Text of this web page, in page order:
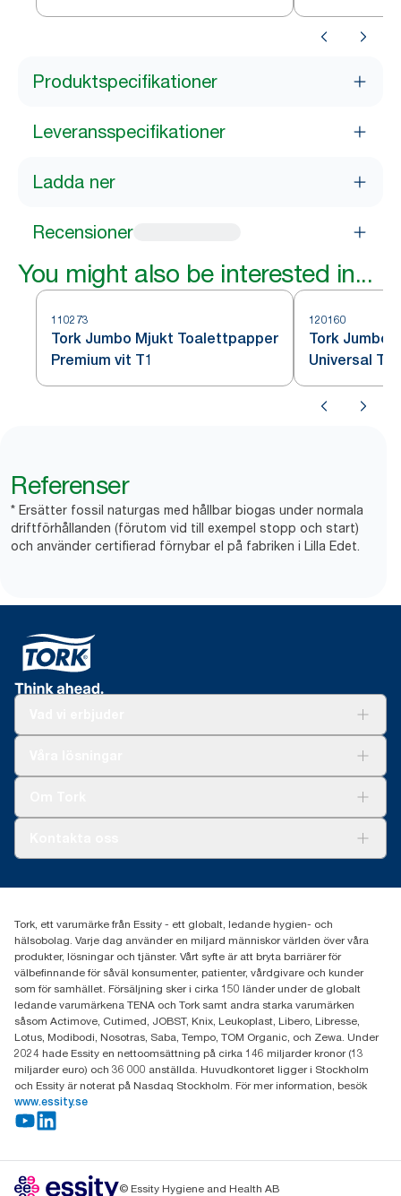
Produktspecifikationer
Leveransspecifikationer
Ladda ner
Recensioner
You might also be interested in...
110273
Tork Jumbo Mjukt Toalettpapper
Premium vit T1
120160
Tork Jumbo
Universal T1
Referenser
* Ersätter fossil naturgas med hållbar biogas under normala
driftförhållanden (förutom vid till exempel stopp och start)
och använder certifierad förnybar el på fabriken i Lilla Edet.
031-746 17 00
Tork, ett varumärke från Essity - ett globalt, ledande hygien- och
hälsobolag. Varje dag använder en miljard människor världen över våra
produkter, lösningar och tjänster. Vårt syfte är att bryta barriärer för
välbefinnande för såväl konsumenter, patienter, vårdgivare och kunder
som för samhället. Försäljning sker i cirka 150 länder under de globalt
ledande varumärkena TENA och Tork samt andra starka varumärken
såsom Actimove, Cutimed, JOBST, Knix, Leukoplast, Libero, Libresse,
Lotus, Modibodi, Nosotras, Saba, Tempo, TOM Organic, och Zewa. Under
2024 hade Essity en nettoomsättning på cirka 146 miljarder kronor (13
miljarder euro) och 36 000 anställda. Huvudkontoret ligger i Stockholm
och Essity är noterat på Nasdaq Stockholm. För mer information, besök
www.essity.se
© Essity Hygiene and Health AB